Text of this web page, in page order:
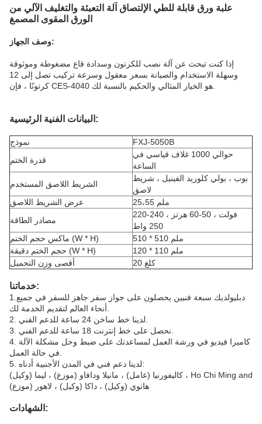
علبة ورق قابلة للطي الإلتصاق آلة التعبئة والتغليف الآلي من
الورق المقوى المصمغ
وصف الجهاز:
إذا كنت تبحث عن آلة نصب للكرتون وسدادة قاع مضغوطة وموثوقة
وسهلة الاستخدام والصيانة بسعر معقول وسرعة تركيب تصل إلى 12
البيانات الفنية الرئيسية:
نموذج
FXJ-5050B
قدرة الختم
حوالي 1000 غلاف قياسي في
الساعة
الشريط اللاصق المستخدم
بوب ، بولي كلوريد الفينيل ، شريط
لاصق
عرض الشريط اللاصق
25،55 ملم
مصادر الطاقة
220-240 فولت ، 50-60 هرتز ،
250 واط
ماكس حجم الختم (W * H)
510 * 510 ملم
حجم الختم دقيقة (W * H)
120 * 110 ملم
أقصى وزن التحميل
20 كلغ
خدماتنا:
1. دبليولديك سبعة فنيين يحصلون على جواز سفر جاهز للسفر في جميع
4. كاميرا فيديو في ورشة العمل لمساعدتك على ضبط وحل مشكلة الآلة
5. لدينا دعم فني في المدن الأجنبية أدناه:
كاليفورنيا (عامل) ، مانيلا ودافاو (موزع) ، ليما (وكيل) ، Ho Chi Ming and
هانوي (وكيل) ، داكا (وكيل) ، لاهور (موزع)
الشهادات: